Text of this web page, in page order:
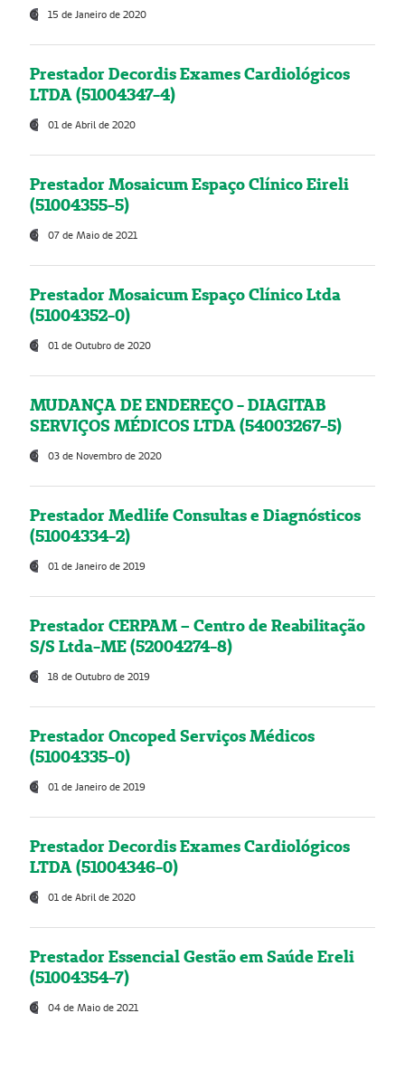
15 de Janeiro de 2020
Prestador Decordis Exames Cardiológicos
LTDA (51004347-4)
01 de Abril de 2020
Prestador Mosaicum Espaço Clínico Eireli
(51004355-5)
07 de Maio de 2021
Prestador Mosaicum Espaço Clínico Ltda
(51004352-0)
01 de Outubro de 2020
MUDANÇA DE ENDEREÇO - DIAGITAB
SERVIÇOS MÉDICOS LTDA (54003267-5)
03 de Novembro de 2020
Prestador Medlife Consultas e Diagnósticos
(51004334-2)
01 de Janeiro de 2019
Prestador CERPAM – Centro de Reabilitação
S/S Ltda-ME (52004274-8)
18 de Outubro de 2019
Prestador Oncoped Serviços Médicos
(51004335-0)
01 de Janeiro de 2019
Prestador Decordis Exames Cardiológicos
LTDA (51004346-0)
01 de Abril de 2020
Prestador Essencial Gestão em Saúde Ereli
(51004354-7)
04 de Maio de 2021